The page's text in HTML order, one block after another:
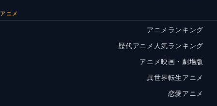
アニメ
アニメランキング
歴代アニメ人気ランキング
アニメ映画・劇場版
異世界転生アニメ
恋愛アニメ